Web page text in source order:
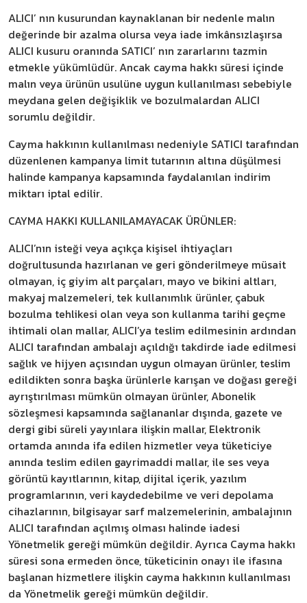
ALICI’ nın kusurundan kaynaklanan bir nedenle malın
değerinde bir azalma olursa veya iade imkânsızlaşırsa
ALICI kusuru oranında SATICI’ nın zararlarını tazmin
etmekle yükümlüdür. Ancak cayma hakkı süresi içinde
malın veya ürünün usulüne uygun kullanılması sebebiyle
meydana gelen değişiklik ve bozulmalardan ALICI
sorumlu değildir.
Cayma hakkının kullanılması nedeniyle SATICI tarafından
düzenlenen kampanya limit tutarının altına düşülmesi
halinde kampanya kapsamında faydalanılan indirim
miktarı iptal edilir.
CAYMA HAKKI KULLANILAMAYACAK ÜRÜNLER:
ALICI’nın isteği veya açıkça kişisel ihtiyaçları
doğrultusunda hazırlanan ve geri gönderilmeye müsait
olmayan, iç giyim alt parçaları, mayo ve bikini altları,
makyaj malzemeleri, tek kullanımlık ürünler, çabuk
bozulma tehlikesi olan veya son kullanma tarihi geçme
ihtimali olan mallar, ALICI’ya teslim edilmesinin ardından
ALICI tarafından ambalajı açıldığı takdirde iade edilmesi
sağlık ve hijyen açısından uygun olmayan ürünler, teslim
edildikten sonra başka ürünlerle karışan ve doğası gereği
ayrıştırılması mümkün olmayan ürünler, Abonelik
sözleşmesi kapsamında sağlananlar dışında, gazete ve
dergi gibi süreli yayınlara ilişkin mallar, Elektronik
ortamda anında ifa edilen hizmetler veya tüketiciye
anında teslim edilen gayrimaddi mallar, ile ses veya
görüntü kayıtlarının, kitap, dijital içerik, yazılım
programlarının, veri kaydedebilme ve veri depolama
cihazlarının, bilgisayar sarf malzemelerinin, ambalajının
ALICI tarafından açılmış olması halinde iadesi
Yönetmelik gereği mümkün değildir. Ayrıca Cayma hakkı
süresi sona ermeden önce, tüketicinin onayı ile ifasına
başlanan hizmetlere ilişkin cayma hakkının kullanılması
da Yönetmelik gereği mümkün değildir.